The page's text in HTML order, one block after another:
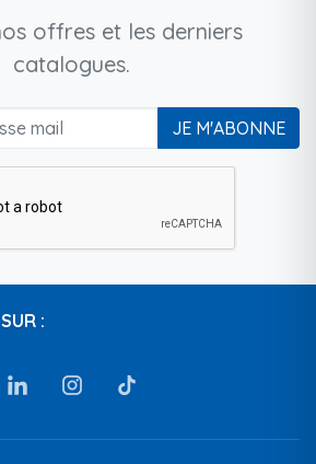
offres et les derniers
catalogues.
JE M'ABONNE
: